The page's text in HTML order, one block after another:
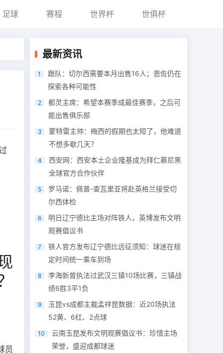
足球 赛程 世界杯 世俱杯
员
最新资讯
1
跟队：切尔西需要本月出售16人；恩佐仍在
探索各种可能性
2
都灵主席：希望本赛季成最佳赛季，之后可
能出售俱乐部
3
蒙特雷主帅：梅西的假期也太短了，他难道
不想多歇几天？
4
西安网：西安本土企业隆基成为拜仁慕尼黑
全球官方合作伙伴
5
罗马诺：佩普-查瓦里亚将赴英格兰接受切
尔西体检
6
明日辽宁德比主场对阵铁人，英博发布文明
观赛倡议书
7
铁人官方发布辽宁德比远征须知：球迷在规
定时间统一乘车到场
8
李海新曾执法过武汉三镇10场比赛，三镇战
绩6胜3平1负
9
玉昆vs成都主裁孟祥昆数据：近20场执法
52黄、6红、2点球
10
云南玉昆发布文明观赛倡议书：珍惜主场
荣誉，盛迎成都球迷